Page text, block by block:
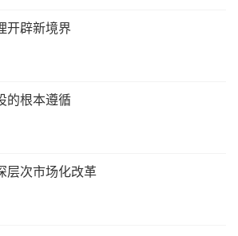
开辟新境界
的根本遵循
层次市场化改革